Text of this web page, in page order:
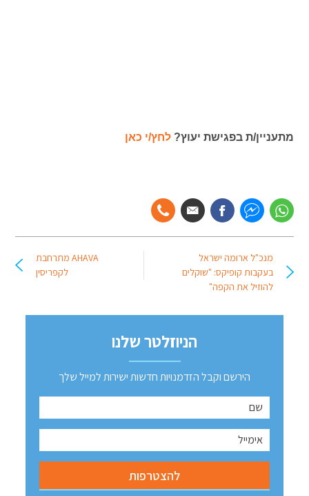
מתעניין/ת בפגישת יעוץ?לחץ/י כאן
מנכ"ל ארומה ישראל
בעקבות קופיקס: "שוקלים
להוזיל את הקפה"
AHAVA מתרחבת
לקפריסין
הניוזלטר שלנו
הירשם וקבל הזדמנויות חדשות ישירות למייל שלך